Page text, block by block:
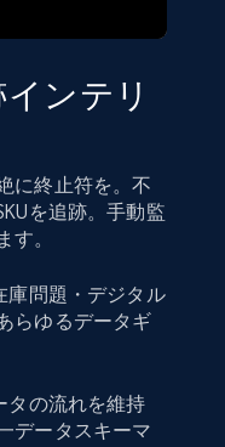
ンテリ
に終止符を。不
を追跡。手動監
す。
庫問題・デジタル
らゆるデータギ
タの流れを維持
データスキーマ